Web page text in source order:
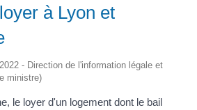
à Lyon et
- Direction de l'information légale et
ministre)
le loyer d'un logement dont le bail